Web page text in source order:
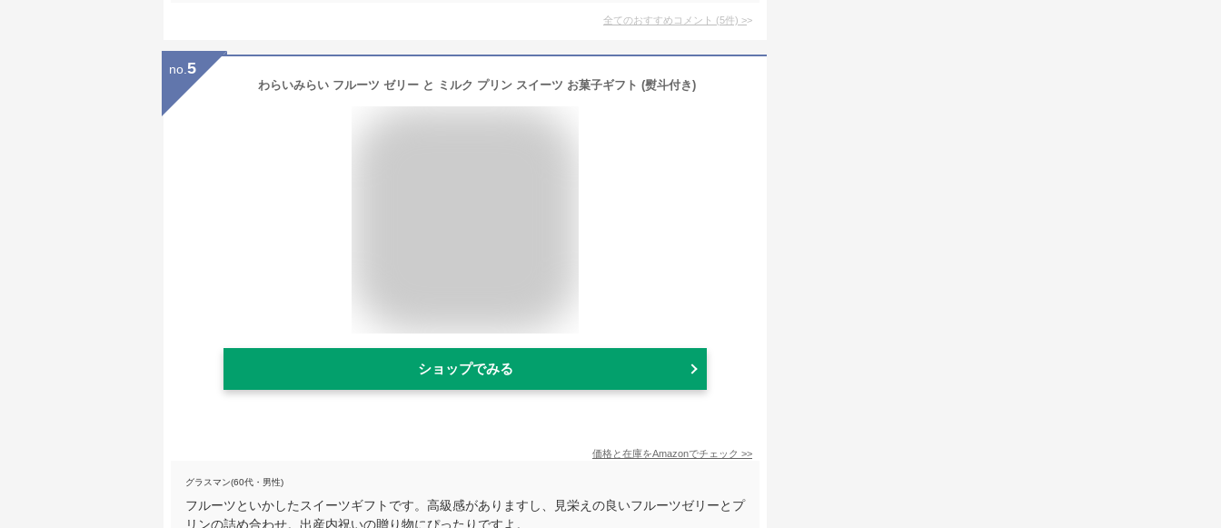
全てのおすすめコメント (5件) >
no. 5
わらいみらい フルーツ ゼリー と ミルク プリン スイーツ お菓子ギフト (熨斗付き)
ショップでみる
価格と在庫をAmazonでチェック >>
グラスマン(60代・男性)
フルーツといかしたスイーツギフトです。高級感がありますし、見栄えの良いフルーツゼリーとプ
リンの詰め合わせ。出産内祝いの贈り物にぴったりですよ。